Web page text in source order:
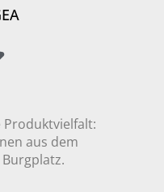
Produktvielfalt:
aus dem